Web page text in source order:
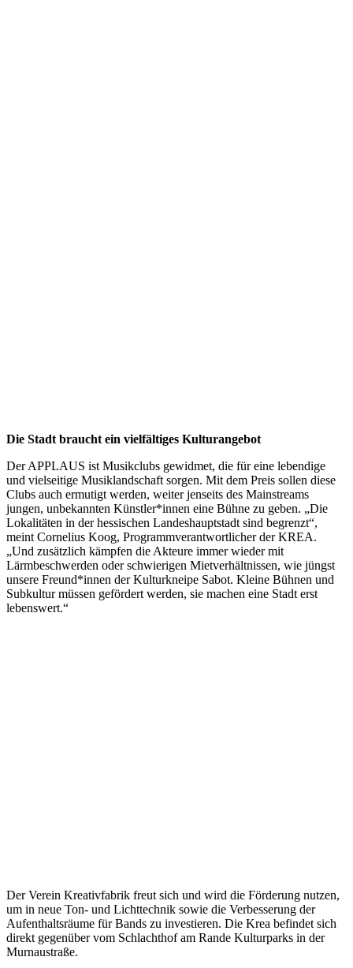
Die Stadt braucht ein vielfältiges Kulturangebot
Der APPLAUS ist Musikclubs gewidmet, die für eine lebendige
und vielseitige Musiklandschaft sorgen. Mit dem Preis sollen diese
Clubs auch ermutigt werden, weiter jenseits des Mainstreams
jungen, unbekannten Künstler*innen eine Bühne zu geben. „Die
Lokalitäten in der hessischen Landeshauptstadt sind begrenzt“,
meint Cornelius Koog, Programmverantwortlicher der KREA.
„Und zusätzlich kämpfen die Akteure immer wieder mit
Lärmbeschwerden oder schwierigen Mietverhältnissen, wie jüngst
unsere Freund*innen der Kulturkneipe Sabot. Kleine Bühnen und
Subkultur müssen gefördert werden, sie machen eine Stadt erst
lebenswert.“
Der Verein Kreativfabrik freut sich und wird die Förderung nutzen,
um in neue Ton- und Lichttechnik sowie die Verbesserung der
Aufenthaltsräume für Bands zu investieren. Die Krea befindet sich
direkt gegenüber vom Schlachthof am Rande Kulturparks in der
Murnaustraße.